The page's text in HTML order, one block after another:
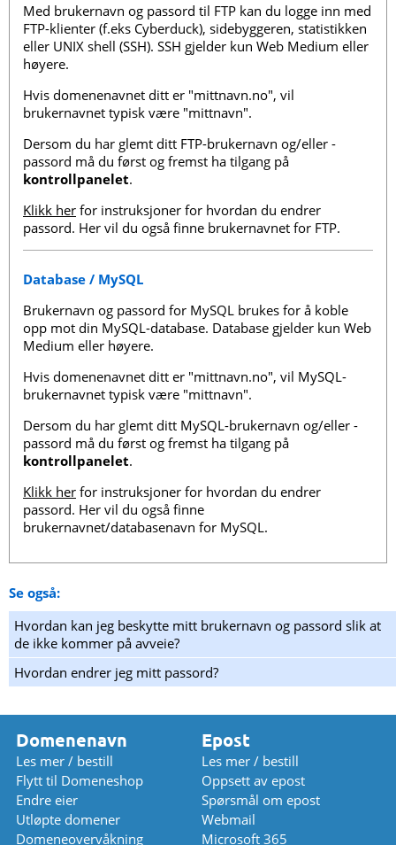
Med brukernavn og passord til FTP kan du logge inn med
FTP-klienter (f.eks Cyberduck), sidebyggeren, statistikken
eller UNIX shell (SSH). SSH gjelder kun Web Medium eller
høyere.
Hvis domenenavnet ditt er "mittnavn.no", vil
brukernavnet typisk være "mittnavn".
Dersom du har glemt ditt FTP-brukernavn og/eller -
passord må du først og fremst ha tilgang på
kontrollpanelet.
Klikk her for instruksjoner for hvordan du endrer
passord. Her vil du også finne brukernavnet for FTP.
Database / MySQL
Brukernavn og passord for MySQL brukes for å koble
opp mot din MySQL-database. Database gjelder kun Web
Medium eller høyere.
Hvis domenenavnet ditt er "mittnavn.no", vil MySQL-
brukernavnet typisk være "mittnavn".
Dersom du har glemt ditt MySQL-brukernavn og/eller -
passord må du først og fremst ha tilgang på
kontrollpanelet.
Klikk her for instruksjoner for hvordan du endrer
passord. Her vil du også finne
brukernavnet/databasenavn for MySQL.
Se også:
Hvordan kan jeg beskytte mitt brukernavn og passord slik at
de ikke kommer på avveie?
Hvordan endrer jeg mitt passord?
Domenenavn
Les mer / bestill
Flytt til Domeneshop
Endre eier
Utløpte domener
Domeneovervåkning
Epost
Les mer / bestill
Oppsett av epost
Spørsmål om epost
Webmail
Microsoft 365